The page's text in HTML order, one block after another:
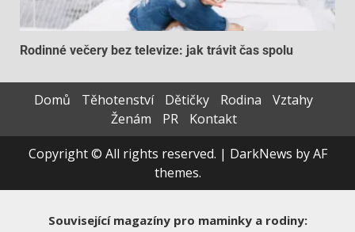
Rodinné večery bez televize: jak trávit čas spolu
Domů Těhotenství Dětičky Rodina
Vztahy
Ženám
PR
Kontakt
Copyright © All rights reserved. | DarkNews by AF
themes.
Související magazíny pro maminky a rodiny: